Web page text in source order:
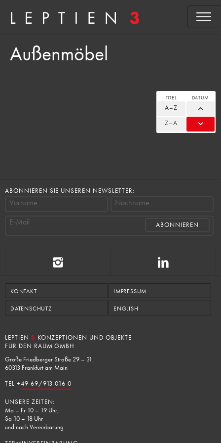
Außenmöbel
TITEL
A–Z
Z–A
DATUM
ABONNIEREN SIE UNSEREN NEWSLETTER:
Vorname
Nachname
E-Mail
KONTAKT IMPRESSUM
DATENSCHUTZ ENGLISH
LEPTIEN 3 KONZEPTIONEN UND OBJEKTE
FÜR DEN RAUM GMBH
Große Friedberger Straße 29 – 31
60313 Frankfurt am Main
TEL +49 69/913 016 0
UNSERE ZEITEN:
Mo – Fr 10 – 19 Uhr,
Sa 10 – 18 Uhr
und nach Vereinbarung